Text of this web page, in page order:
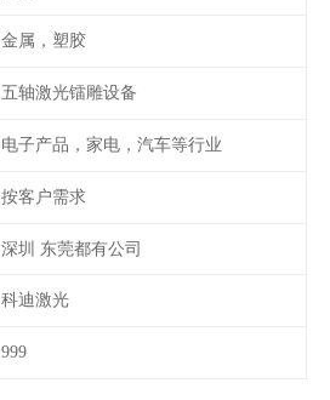
金属，塑胶
五轴激光镭雕设备
电子产品，家电，汽车等行业
按客户需求
深圳 东莞都有公司
科迪激光
999